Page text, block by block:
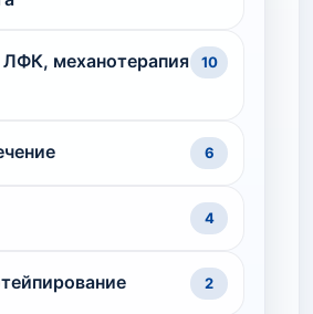
ЛФК, механотерапия
10
6
4
2